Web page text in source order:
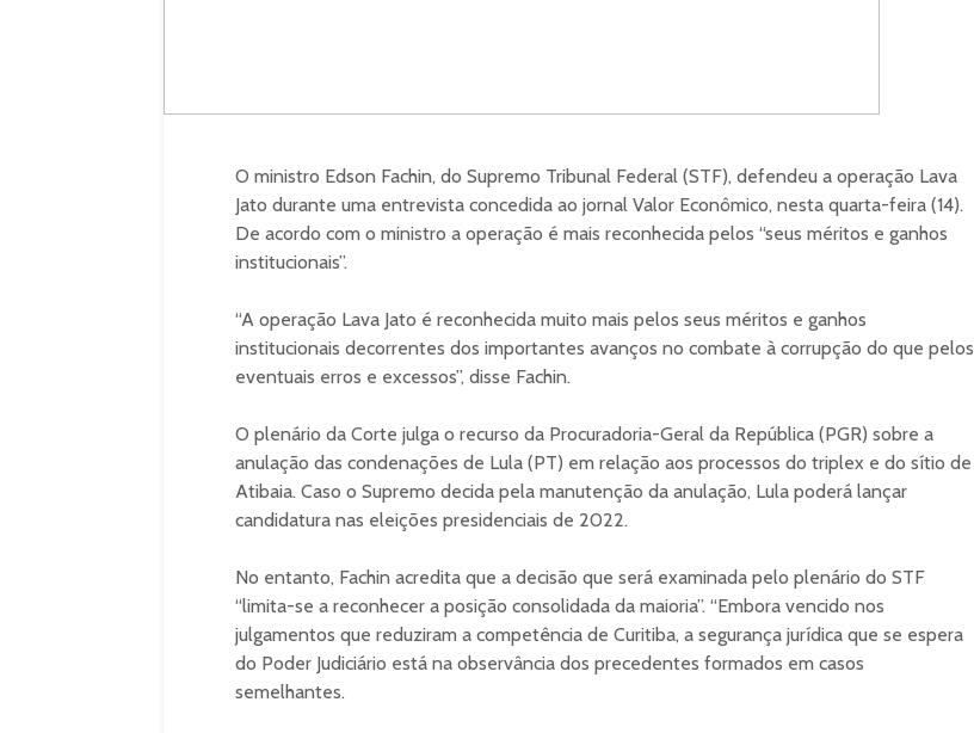
O ministro Edson Fachin, do Supremo Tribunal Federal (STF), defendeu a operação Lava
Jato durante uma entrevista concedida ao jornal Valor Econômico, nesta quarta-feira (14).
De acordo com o ministro a operação é mais reconhecida pelos “seus méritos e ganhos
institucionais”.
“A operação Lava Jato é reconhecida muito mais pelos seus méritos e ganhos
institucionais decorrentes dos importantes avanços no combate à corrupção do que pelos
eventuais erros e excessos”, disse Fachin.
O plenário da Corte julga o recurso da Procuradoria-Geral da República (PGR) sobre a
anulação das condenações de Lula (PT) em relação aos processos do triplex e do sítio de
Atibaia. Caso o Supremo decida pela manutenção da anulação, Lula poderá lançar
candidatura nas eleições presidenciais de 2022.
No entanto, Fachin acredita que a decisão que será examinada pelo plenário do STF
“limita-se a reconhecer a posição consolidada da maioria”. “Embora vencido nos
julgamentos que reduziram a competência de Curitiba, a segurança jurídica que se espera
do Poder Judiciário está na observância dos precedentes formados em casos
semelhantes.